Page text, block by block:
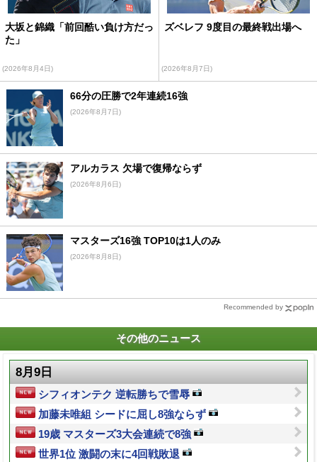
大坂と錦織「前回酷い負け方だっ
た」
(2026年8月4日)
ズベレフ 9度目の最終戦出場へ
(2026年8月7日)
66分の圧勝で2年連続16強
(2026年8月7日)
アルカラス 欠場で復帰ならず
(2026年8月6日)
マスターズ16強 TOP10は1人のみ
(2026年8月8日)
Recommended by
その他のニュース
8月9日
シフィオンテク 逆転勝ちで雪辱
加藤未唯組 シードに屈し8強ならず
19歳 マスターズ3大会連続で8強
世界1位 激闘の末に4回戦敗退